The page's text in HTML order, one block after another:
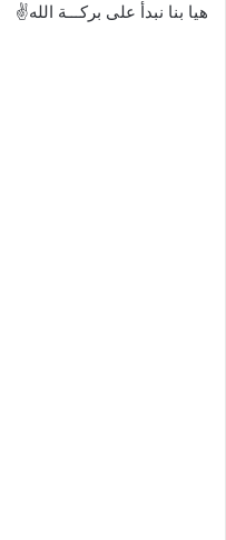
هيا بنا نبدأ على بركـــة الله✌️